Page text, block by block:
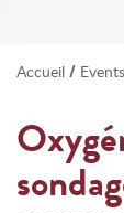
Accueil / Events